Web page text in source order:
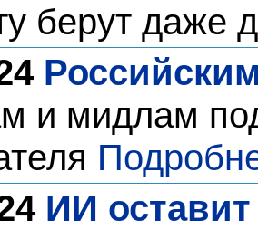
берут даже
и мидлам
ИИ